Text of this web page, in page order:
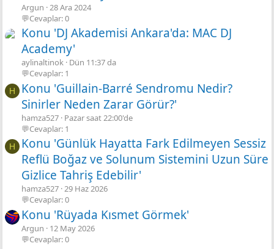
Argun 28 Ara 2024
💬Cevaplar: 0
Konu 'DJ Akademisi Ankara'da: MAC DJ
Academy'
aylinaltinok Dün 11:37 da
💬Cevaplar: 1
H
Konu 'Guillain-Barré Sendromu Nedir?
Sinirler Neden Zarar Görür?'
hamza527 Pazar saat 22:00'de
💬Cevaplar: 1
H
Konu 'Günlük Hayatta Fark Edilmeyen Sessiz
Reflü Boğaz ve Solunum Sistemini Uzun Süre
Gizlice Tahriş Edebilir'
hamza527 29 Haz 2026
💬Cevaplar: 0
Konu 'Rüyada Kısmet Görmek'
Argun
12 May 2026
💬Cevaplar: 0